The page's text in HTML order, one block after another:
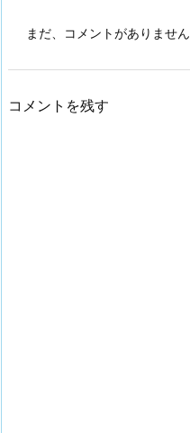
まだ、コメントがありません
コメントを残す